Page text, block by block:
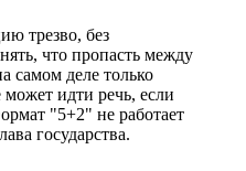
трезво, без
что пропасть между
самом деле только
может идти речь, если
"5+2" не работает
государства.